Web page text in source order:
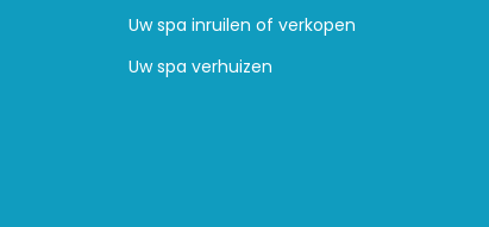
Uw spa inruilen of verkopen
Uw spa verhuizen